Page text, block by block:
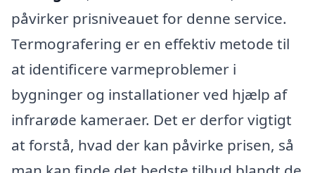
påvirker prisniveauet for denne service.
Termografering er en effektiv metode til
at identificere varmeproblemer i
bygninger og installationer ved hjælp af
infrarøde kameraer. Det er derfor vigtigt
at forstå, hvad der kan påvirke prisen, så